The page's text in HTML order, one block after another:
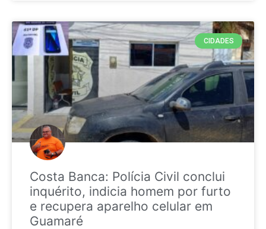
CIDADES
Costa Banca: Polícia Civil conclui
inquérito, indicia homem por furto
e recupera aparelho celular em
Guamaré